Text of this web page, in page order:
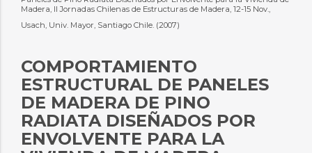
Madera, II Jornadas Chilenas de Estructuras de Madera, 12-15 Nov.,
Usach, Univ. Mayor, Santiago Chile. (2007)
COMPORTAMIENTO
ESTRUCTURAL DE PANELES
DE MADERA DE PINO
RADIATA DISEÑADOS POR
ENVOLVENTE PARA LA